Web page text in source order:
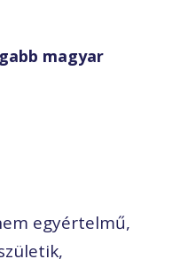
magyar
egyértelmű,